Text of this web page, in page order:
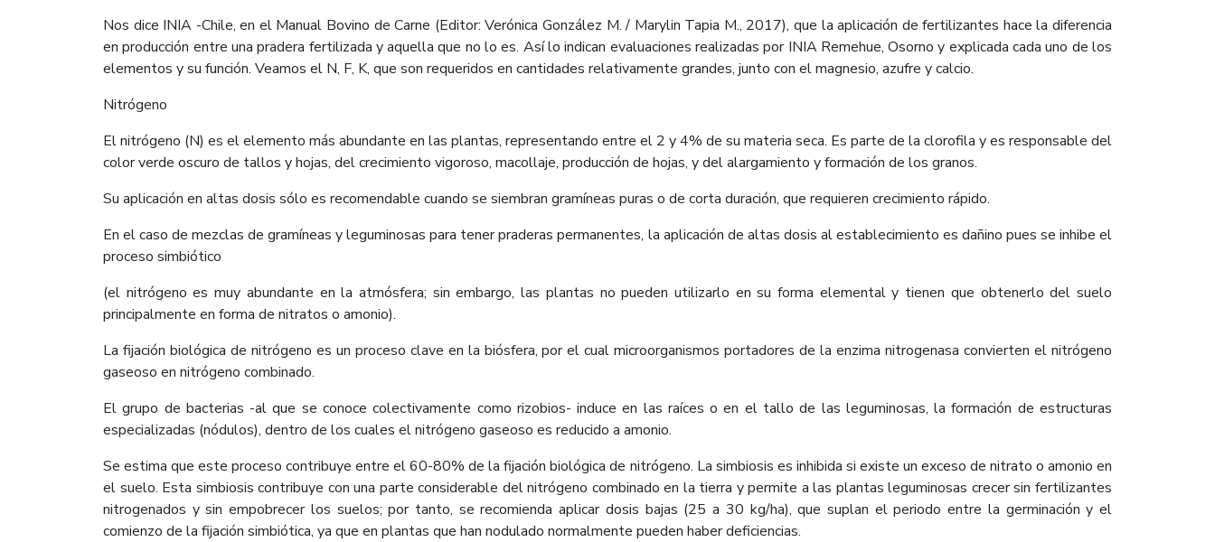
Nos dice INIA -Chile, en el Manual Bovino de Carne (Editor: Verónica Gon​zález M. / Marylin Tapia M., 2017), que la aplicación de fertilizantes hace la diferencia
en producción entre una pradera fertilizada y aquella que no lo es. Así lo indican evaluaciones realizadas por INIA Remehue, Osorno y explicada cada uno de los
elementos y su función. Veamos el N, F, K, que son requeridos en cantidades relativamente grandes, junto con el magnesio, azufre y calcio.
Nitrógeno
El nitrógeno (N) es el elemento más abundante en las plantas, representando entre el 2 y 4% de su materia seca. Es parte de la clorofila y es responsable del
color verde oscuro de tallos y hojas, del crecimiento vigoroso, macollaje, producción de hojas, y del alargamiento y formación de los granos.
Su aplicación en altas dosis sólo es recomendable cuando se siembran gramíneas puras o de corta duración, que requieren crecimiento rápido.
En el caso de mezclas de gramíneas y leguminosas para tener praderas permanentes, la aplicación de altas dosis al establecimiento es dañino pues se inhibe el
proceso simbiótico
(el nitrógeno es muy abundante en la atmósfera; sin embargo, las plantas no pueden utilizarlo en su forma elemental y tienen que obtenerlo del suelo
principalmente en forma de nitratos o amonio).
La fijación biológica de nitrógeno es un proceso clave en la biósfera, por el cual microorganismos portadores de la enzima nitrogenasa convierten el nitrógeno
gaseoso en nitrógeno combinado.
El grupo de bacterias -al que se conoce colectivamente como rizobios- induce en las raíces o en el tallo de las leguminosas, la formación de estructuras
especializadas (nódulos), dentro de los cuales el nitrógeno gaseoso es reducido a amonio.
Se estima que este proceso contribuye entre el 60-80% de la fijación biológica de nitrógeno. La simbiosis es inhibida si existe un exceso de nitrato o amonio en
el suelo. Esta simbiosis contribuye con una parte considerable del nitrógeno combinado en la tierra y permite a las plantas leguminosas crecer sin fertilizantes
nitrogenados y sin empobrecer los suelos; por tanto, se recomienda aplicar dosis bajas (25 a 30 kg/ha), que suplan el periodo entre la germinación y el
comienzo de la fijación simbiótica, ya que en plantas que han nodulado normalmente pueden haber deficiencias.